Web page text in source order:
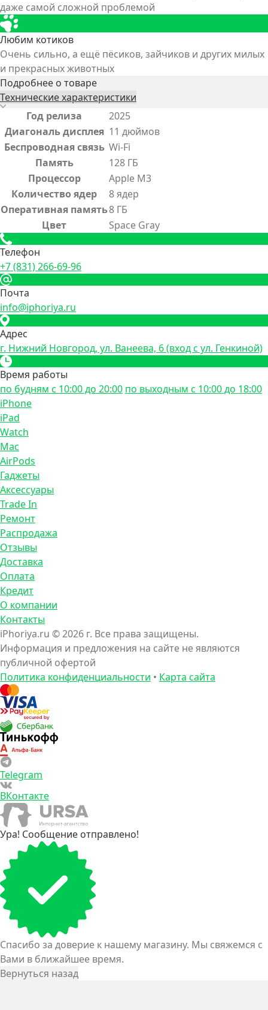
даже самой сложной проблемой
Любим котиков
Очень сильно, а ещё пёсиков, зайчиков и других милых
и прекрасных животных
Подробнее о товаре
Технические характеристики
Год релиза
2025
Диагональ дисплея 11 дюймов
Беспроводная связь Wi-Fi
Память
128 ГБ
Процессор
Apple M3
Количество ядер
8 ядер
Оперативная память8 ГБ
Цвет
Space Gray
Телефон
+7 (831) 266-69-96
Почта
info@iphoriya.ru
Адрес
г. Нижний Новгород, ул. Ванеева, 6 (вход с ул. Генкиной)
Время работы
по будням с 10:00 до 20:00 по выходным с 10:00 до 18:00
iPhone
iPad
Watch
Mac
AirPods
Гаджеты
Аксессуары
Trade In
Ремонт
Распродажа
Отзывы
Доставка
Оплата
Кредит
О компании
Контакты
iPhoriya.ru © 2026 г. Все права защищены.
Информация и предложения на сайте не являются
публичной офертой
Политика конфиденциальности • Карта сайта
Telegram
ВКонтакте
Ура! Сообщение отправлено!
Спасибо за доверие к нашему магазину. Мы свяжемся с
Вами в ближайшее время.
Вернуться назад